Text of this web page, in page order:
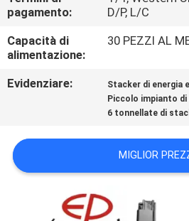
MAPPA
DEL
SITO
INFORMATIVA
PRIVACY
pagamento:
D/P, L/C
Capacità di
alimentazione:
30 PEZZI AL
Evidenziare: Stacker di energia
Piccolo impianto
6 tonnellate di
MIGLIOR